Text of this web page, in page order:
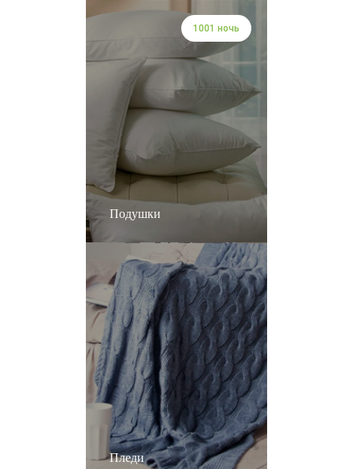
Подушки
1001 ночь
Пледи